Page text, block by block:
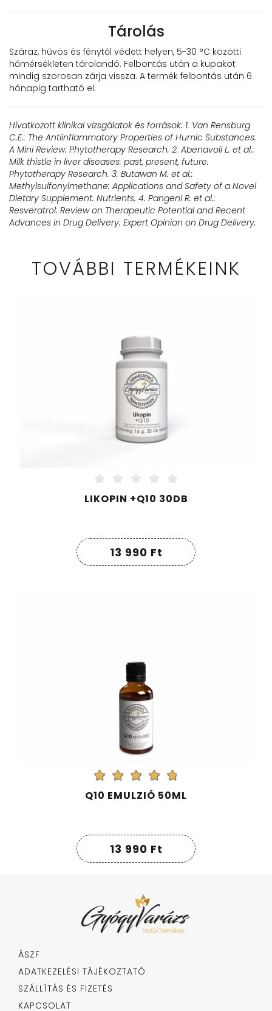
Tárolás
Száraz, hűvös és fénytől védett helyen, 5-30 °C közötti
hőmérsékleten tárolandó. Felbontás után a kupakot
mindig szorosan zárja vissza. A termék felbontás után 6
hónapig tartható el.
Hivatkozott klinikai vizsgálatok és források: 1. Van Rensburg
C.E.: The Antiinflammatory Properties of Humic Substances:
A Mini Review. Phytotherapy Research. 2. Abenavoli L. et al.:
Milk thistle in liver diseases: past, present, future.
Phytotherapy Research. 3. Butawan M. et al.:
Methylsulfonylmethane: Applications and Safety of a Novel
Dietary Supplement. Nutrients. 4. Pangeni R. et al.:
Resveratrol: Review on Therapeutic Potential and Recent
Advances in Drug Delivery. Expert Opinion on Drug Delivery.
TOVÁBBI TERMÉKEINK
LIKOPIN +Q10 30DB
13 990 Ft
Q10 EMULZIÓ 50ML
13 990 Ft
ÁSZF
ADATKEZELÉSI TÁJÉKOZTATÓ
SZÁLLÍTÁS ÉS FIZETÉS
KAPCSOLAT